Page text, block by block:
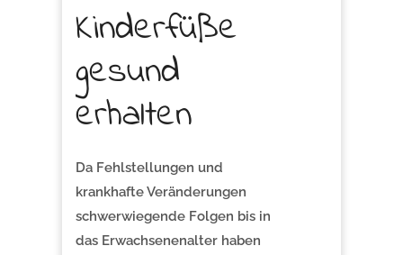
Kinderfüße
gesund
erhalten
Da Fehlstellungen und
krankhafte Veränderungen
schwerwiegende Folgen bis in
das Erwachsenenalter haben